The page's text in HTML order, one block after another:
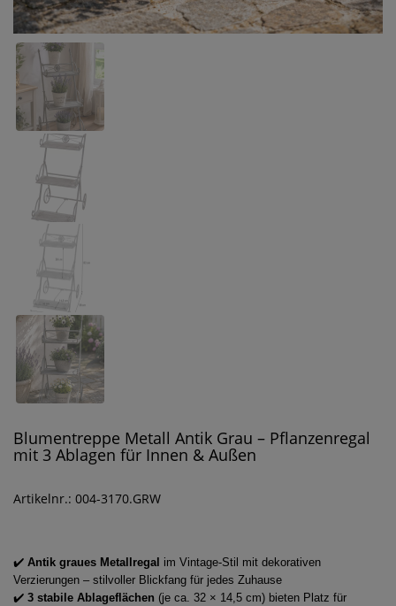
Blumentreppe Metall Antik Grau – Pflanzenregal
mit 3 Ablagen für Innen & Außen
Artikelnr.: 004-3170.GRW
✔️ Antik graues Metallregal im Vintage-Stil mit dekorativen
Verzierungen – stilvoller Blickfang für jedes Zuhause
✔️ 3 stabile Ablageflächen (je ca. 32 × 14,5 cm) bieten Platz für